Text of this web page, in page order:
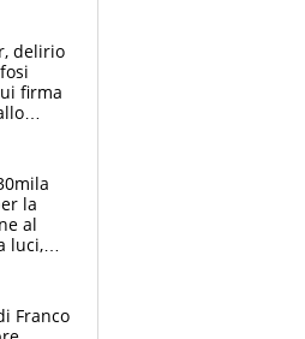
delirio
firma
la
al
luci,
Franco